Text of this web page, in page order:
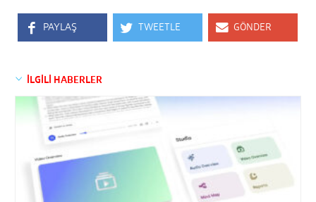
PAYLAŞ TWEETLE GÖNDER
İLGİLİ HABERLER